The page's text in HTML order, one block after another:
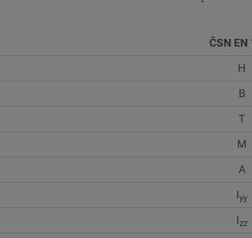
ČSN
H
B
T
M
A
Iyy
Izz